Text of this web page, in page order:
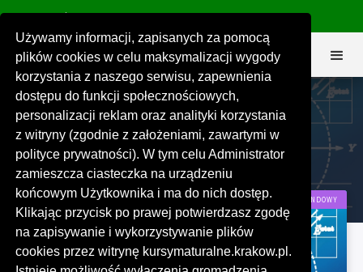
Używamy informacji, zapisanych za pomocą
plików cookies w celu maksymalizacji wygody
korzystania z naszego serwisu, zapewnienia
dostępu do funkcji społecznościowych,
personalizacji reklam oraz analityki korzystania
z witryny (zgodnie z założeniami, zawartymi w
polityce prywatności). W tym celu Administrator
zamieszcza ciasteczka na urządzeniu
końcowym Użytkownika i ma do nich dostęp.
Klikając przycisk po prawej potwierdzasz zgodę
na zapisywanie i wykorzystywanie plików
cookies przez witrynę kursymaturalne.krakow.pl.
575 151 191 biuro@kursymaturalne.krakow.pl
Matematyka M5
Kategoria: Matematyka
WEEKENDOWY